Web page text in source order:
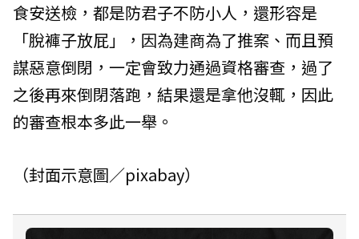
食安送檢，都是防君子不防小人，還形容是
「脫褲子放屁」，因為建商為了推案、而且預
謀惡意倒閉，一定會致力通過資格審查，過了
之後再來倒閉落跑，結果還是拿他沒輒，因此
的審查根本多此一舉。
（封面示意圖／pixabay）